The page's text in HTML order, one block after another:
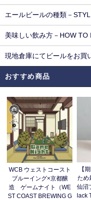
エールビールの種類－
美味しい飲み方－HOW TO
現地倉庫にてビールをお買
おすすめ商品
WCB ウェストコースト
ブルーイング×京都醸
造 ゲームナイト（WE
ST COAST BREWING G
【
た
仙沼
lack